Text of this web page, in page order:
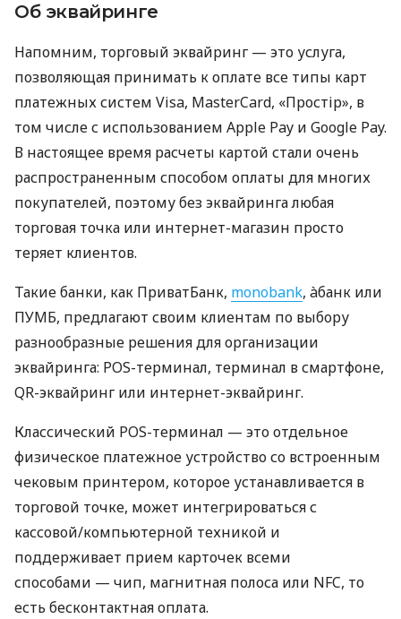
Об эквайринге
Напомним, торговый эквайринг — это услуга,
позволяющая принимать к оплате все типы карт
платежных систем Visa, MasterCard, «Простір», в
том числе с использованием Apple Pay и Google Pay.
В настоящее время расчеты картой стали очень
распространенным способом оплаты для многих
покупателей, поэтому без эквайринга любая
торговая точка или интернет-магазин просто
теряет клиентов.
Такие банки, как ПриватБанк, monobank, àбанк или
ПУМБ, предлагают своим клиентам по выбору
разнообразные решения для организации
эквайринга: POS-терминал, терминал в смартфоне,
QR-эквайринг или интернет-эквайринг.
Классический POS-терминал — это отдельное
физическое платежное устройство со встроенным
чековым принтером, которое устанавливается в
торговой точке, может интегрироваться с
кассовой/компьютерной техникой и
поддерживает прием карточек всеми
способами — чип, магнитная полоса или NFC, то
есть бесконтактная оплата.